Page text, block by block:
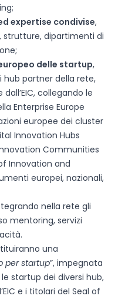
expertise condivise,
strutture, dipartimenti di
delle startup,
hub partner della rete,
collegando le
Enterprise Europe
europee dei cluster
Innovation Hubs
Communities
Innovation and
europei, nazionali,
nella rete gli
mentoring, servizi
una
per startup”, impegnata
startup dei diversi hub,
e i titolari del Seal of